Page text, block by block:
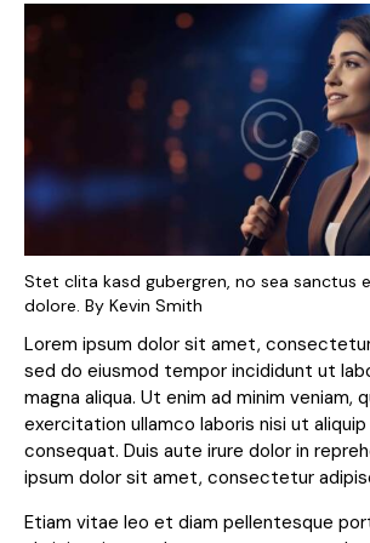
Stet clita kasd gubergren, no sea sanctus
dolore. By Kevin Smith
Lorem ipsum dolor sit amet,
sed do eiusmod tempor incididunt ut
magna aliqua. Ut enim ad minim veniam,
exercitation ullamco laboris nisi ut
consequat. Duis aute irure dolor in
ipsum dolor sit amet, consectetur
Etiam vitae leo et diam pellentesque